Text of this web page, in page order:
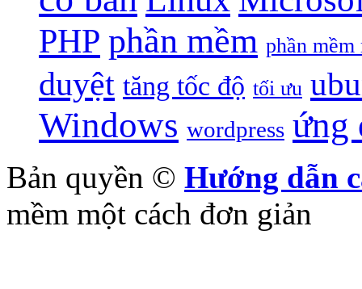
PHP phần mềm phần
duyệt tăng tốc độ tối ưu
Windows wordpress ứng
Bản quyền © Hướng dẫn
mềm một cách đơn giản